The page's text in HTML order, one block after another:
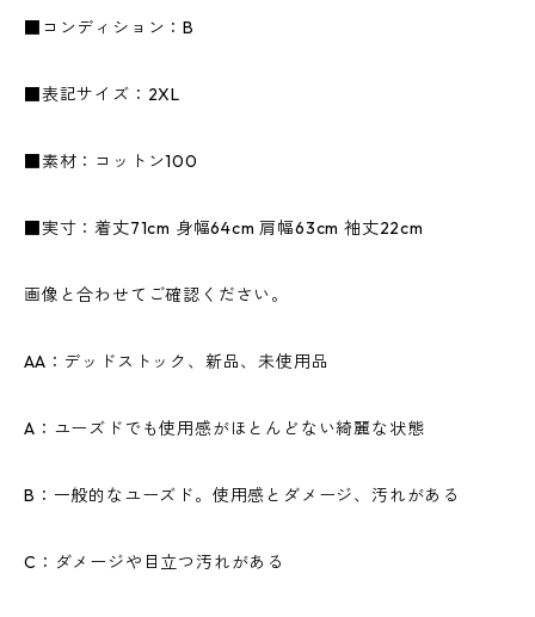
■コンディション：B
■表記サイズ：2XL
■素材：コットン100
■実寸：着丈71cm 身幅64cm 肩幅63cm 袖丈22cm
画像と合わせてご確認ください。
AA：デッドストック、新品、未使用品
A：ユーズドでも使用感がほとんどない綺麗な状態
B：一般的なユーズド。使用感とダメージ、汚れがある
C：ダメージや目立つ汚れがある